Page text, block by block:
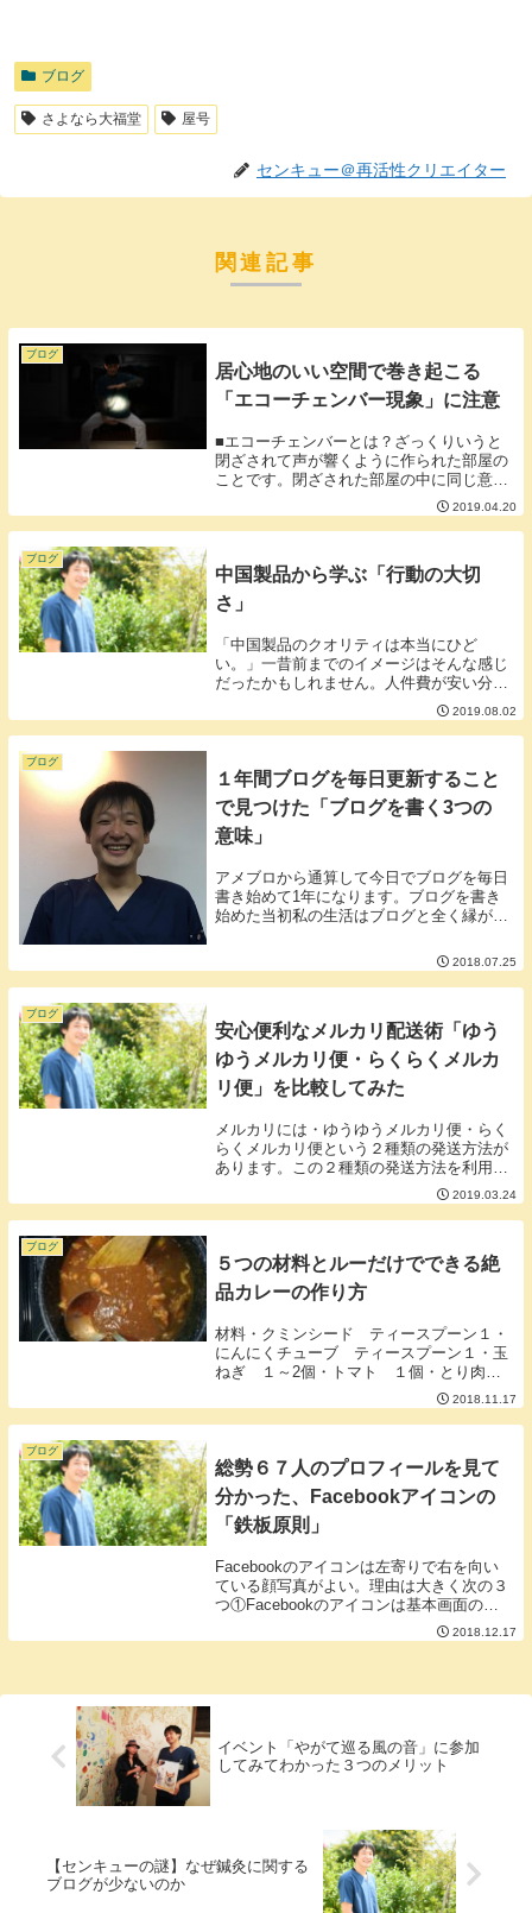
ブログ
さよなら大福堂 屋号
センキュー＠再活性クリエイター
関連記事
ブログ
居心地のいい空間で巻き起こる
「エコーチェンバー現象」に注意
■エコーチェンバーとは？ざっくりいうと
閉ざされて声が響くように作られた部屋の
ことです。閉ざされた部屋の中に同じ意見
を言う人ばかりいると違う意見が出てもか
き消されてしまうことに例えられ同じ考え
の人たちが閉鎖されたコミュニティにいる
2019.04.20
ブログ
中国製品から学ぶ「行動の大切
さ」
「中国製品のクオリティは本当にひど
い。」一昔前までのイメージはそんな感じ
だったかもしれません。人件費が安い分安
く売ることができて大量に作ることはでき
るけど品質が悪いのが一昔前までの中国製
品でした。しかし、今となっては日本製や
2019.08.02
ブログ
１年間ブログを毎日更新すること
で見つけた「ブログを書く3つの
意味」
アメブロから通算して今日でブログを毎日
書き始めて1年になります。ブログを書き
始めた当初私の生活はブログと全く縁がな
い」「私のブログなんて誰が見るんだよ」
という気持ちが消えぬままブログを書いて
いたことを覚...
2018.07.25
ブログ
安心便利なメルカリ配送術「ゆう
ゆうメルカリ便・らくらくメルカ
リ便」を比較してみた
メルカリには・ゆうゆうメルカリ便・らく
らくメルカリ便という２種類の発送方法が
あります。この２種類の発送方法を利用す
るメリットは大きく４つ①宛名書き不要②
匿名配送が可能③荷物追跡が可能④配送ト
ラブルの際全額補償■２種類の配送方法は
2019.03.24
ブログ
５つの材料とルーだけでできる絶
品カレーの作り方
材料・クミンシード ティースプーン１・
にんにくチューブ ティースプーン１・玉
ねぎ １～2個・トマト １個・とり肉
たくさん。カレールー 半パッケージ玉ね
ぎとトマトはみじん切りにしておきます。
とり肉はお好みの大きさに切っておきま
2018.11.17
ブログ
総勢６７人のプロフィールを見て
分かった、Facebookアイコンの
「鉄板原則」
Facebookのアイコンは左寄りで右を向い
ている顔写真がよい。理由は大きく次の３
つ①Facebookのアイコンは基本画面の左
に表示される。②横書きの文章は左から右
に読む③Facebookのリアクションのマー
2018.12.17
イベント「やがて巡る風の音」に参加
してみてわかった３つのメリット
【センキューの謎】なぜ鍼灸に関する
ブログが少ないのか